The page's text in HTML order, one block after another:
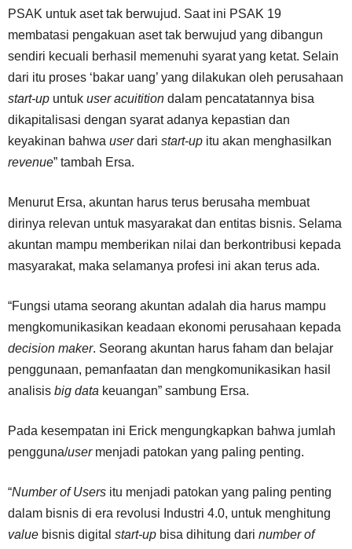
PSAK untuk aset tak berwujud. Saat ini PSAK 19
membatasi pengakuan aset tak berwujud yang dibangun
sendiri kecuali berhasil memenuhi syarat yang ketat. Selain
dari itu proses ‘bakar uang’ yang dilakukan oleh perusahaan
start-up untuk user acuitition dalam pencatatannya bisa
dikapitalisasi dengan syarat adanya kepastian dan
keyakinan bahwa userdari start-up itu akan menghasilkan
revenue” tambah Ersa.
Menurut Ersa, akuntan harus terus berusaha membuat
dirinya relevan untuk masyarakat dan entitas bisnis. Selama
akuntan mampu memberikan nilai dan berkontribusi kepada
masyarakat, maka selamanya profesi ini akan terus ada.
“Fungsi utama seorang akuntan adalah dia harus mampu
mengkomunikasikan keadaan ekonomi perusahaan kepada
decision maker. Seorang akuntan harus faham dan belajar
penggunaan, pemanfaatan dan mengkomunikasikan hasil
analisis big data keuangan” sambung Ersa.
Pada kesempatan ini Erick mengungkapkan bahwa jumlah
pengguna/usermenjadi patokan yang paling penting.
“Number of Users itu menjadi patokan yang paling penting
dalam bisnis di era revolusi Industri 4.0, untuk menghitung
value bisnis digital start-up bisa dihitung dari number of